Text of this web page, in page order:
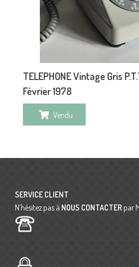
TELEPHONE Vintage Gris
Février 1978
Vendu
SERVICE CLIENT
N’hésitez pas à NOUS CONTACTER par